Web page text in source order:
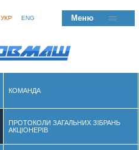
УКР ENG Меню
КОМАНДА
ПРОТОКОЛИ ЗАГАЛЬНИХ ЗІБРАНЬ
АКЦІОНЕРІВ